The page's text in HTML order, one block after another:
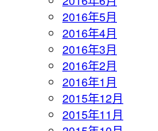
2016年5月
2016年4月
2016年3月
2016年2月
2016年1月
2015年12月
2015年11月